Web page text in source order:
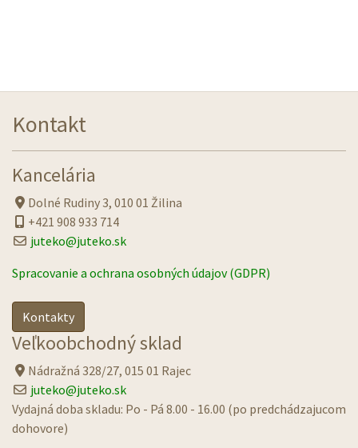
Kontakt
Kancelária
Dolné Rudiny 3, 010 01 Žilina
+421 908 933 714
juteko@juteko.sk
Spracovanie a ochrana osobných údajov (GDPR)
Kontakty
Veľkoobchodný sklad
Nádražná 328/27, 015 01 Rajec
juteko@juteko.sk
Vydajná doba skladu: Po - Pá 8.00 - 16.00 (po predchádzajucom
dohovore)